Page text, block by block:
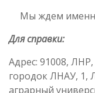
Мы ждем
Для справки:
Адрес: 91008,
городок ЛНАУ, 1,
аграрный